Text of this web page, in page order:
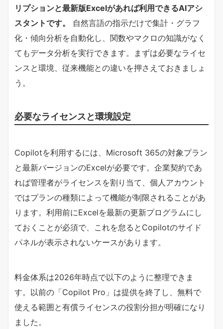
リプションと最新版Excelがあれば利用できるAIアシ
スタントです。​
自然言語の指示だけで集計・グラフ
化・傾向分析を自動化し、関数やマクロの知識がなく
てもデータ分析を実行できます。まずは必要なライセ
ンスと環境、従来機能との違いを押さえておきましょ
う。
必要なライセンスと環境設定
Copilotを利用するには、Microsoft 365の対象プラン
と最新バージョンのExcelが必要です。企業契約であ
れば管理者がライセンスを割り当て、個人アカウント
ではプランの種類によって機能が制限されることがあ
ります。利用前にExcelを最新の更新プログラムにし
ておくことが必須で、これを怠るとCopilotのサイド
パネルが表示されないケースがあります。
料金体系は2026年時点で以下のように整理できま
す。以前の「Copilot Pro」は提供を終了し、無料で
使える範囲と有償ライセンスの役割分担が明確になり
ました。